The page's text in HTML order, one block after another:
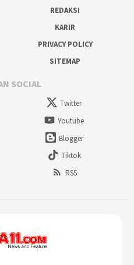
REDAKSI
KARIR
PRIVACY POLICY
SITEMAP
SOCIAL
Twitter
Youtube
Blogger
Tiktok
RSS